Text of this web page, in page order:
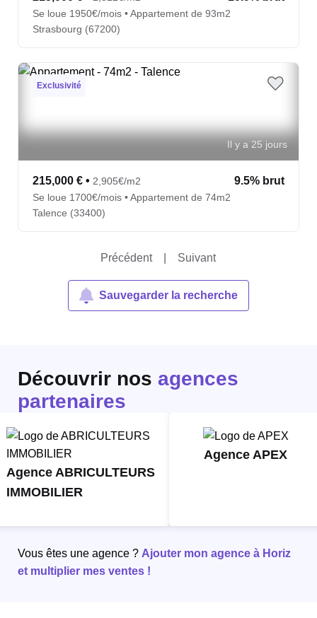
Se loue 1950€/mois • Appartement de 93m2
Strasbourg (67200)
Exclusivité
Il y a 25 jours
215,000 € • 2,905€/m2 9.5% brut
Se loue 1700€/mois • Appartement de 74m2
Talence (33400)
Précédent Suivant
Sauvegarder la recherche
Découvrir nos agences
partenaires
Agence ABRICULTEURS
IMMOBILIER
Agence APEX
Vous êtes une agence ? Ajouter mon agence à Horiz
et multiplier mes ventes !